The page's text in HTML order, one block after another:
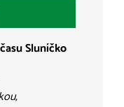
Sluníčko
,